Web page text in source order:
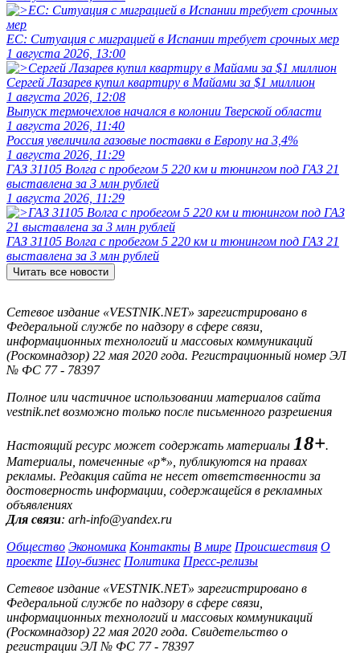
ЕС: Ситуация с миграцией в Испании требует срочных мер
1 августа 2026, 13:00
Сергей Лазарев купил квартиру в Майами за $1 миллион
1 августа 2026, 12:08
Выпуск термочехлов начался в колонии Тверской области
1 августа 2026, 11:40
Россия увеличила газовые поставки в Европу на 3,4%
1 августа 2026, 11:29
ГАЗ 31105 Волга с пробегом 5 220 км и тюнингом под ГАЗ 21
выставлена за 3 млн рублей
1 августа 2026, 11:29
ГАЗ 31105 Волга с пробегом 5 220 км и тюнингом под ГАЗ 21
выставлена за 3 млн рублей
Читать все новости
Сетевое издание «VESTNIK.NET» зарегистрировано в
Федеральной службе по надзору в сфере связи,
информационных технологий и массовых коммуникаций
(Роскомнадзор) 22 мая 2020 года. Регистрационный номер ЭЛ
№ ФС 77 - 78397
Полное или частичное использовании материалов сайта
vestnik.net возможно только после письменного разрешения
Настоящий ресурс может содержать материалы 18+.
Материалы, помеченные «р*», публикуются на правах
рекламы. Редакция сайта не несет ответственности за
достоверность информации, содержащейся в рекламных
объявлениях
Для связи: arh-info@yandex.ru
Общество Экономика Контакты В мире Происшествия О
проекте Шоу-бизнес Политика Пресс-релизы
Сетевое издание «VESTNIK.NET» зарегистрировано в
Федеральной службе по надзору в сфере связи,
информационных технологий и массовых коммуникаций
(Роскомнадзор) 22 мая 2020 года. Свидетельство о
регистрации ЭЛ № ФС 77 - 78397